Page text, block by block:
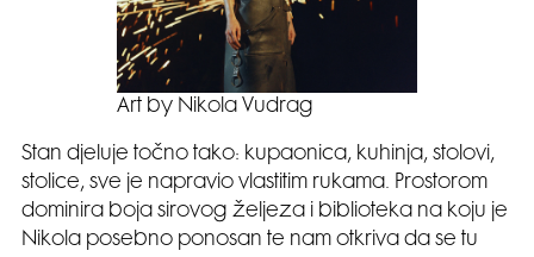
Art by Nikola Vudrag
Stan djeluje točno tako: kupaonica, kuhinja, stolovi,
stolice, sve je napravio vlastitim rukama. Prostorom
dominira boja sirovog željeza i biblioteka na koju je
Nikola posebno ponosan te nam otkriva da se tu